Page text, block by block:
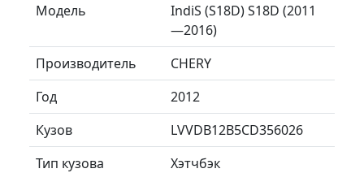
Модель
IndiS (S18D) S18D (2011
—2016)
Производитель
CHERY
Год
2012
Кузов
LVVDB12B5CD356026
Тип кузова
Хэтчбэк